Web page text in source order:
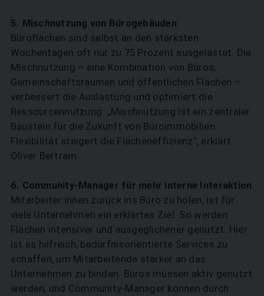
5. Mischnutzung von Bürogebäuden
Büroflächen sind selbst an den stärksten
Wochentagen oft nur zu 75 Prozent ausgelastet. Die
Mischnutzung – eine Kombination von Büros,
Gemeinschaftsräumen und öffentlichen Flächen –
verbessert die Auslastung und optimiert die
Ressourcennutzung. „Mischnutzung ist ein zentraler
Baustein für die Zukunft von Büroimmobilien.
Flexibilität steigert die Flächeneffizienz“, erklärt
Oliver Bertram.
6. Community-Manager für mehr ­interne Interaktion
Mitarbeiter:innen zurück ins Büro zu holen, ist für
viele Unternehmen ein erklärtes Ziel. So werden
Flächen intensiver und ausgeglichener genutzt. Hier
ist es hilfreich, bedürfnisorientierte Services zu
schaffen, um Mitarbeitende stärker an das
Unternehmen zu binden. Büros müssen aktiv genutzt
werden, und Community-Manager können durch